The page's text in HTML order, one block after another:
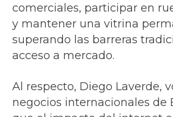
comerciales, participar en
y mantener una vitrina
superando las barreras
acceso a mercado.
Al respecto, Diego Laverde,
negocios internacionales de